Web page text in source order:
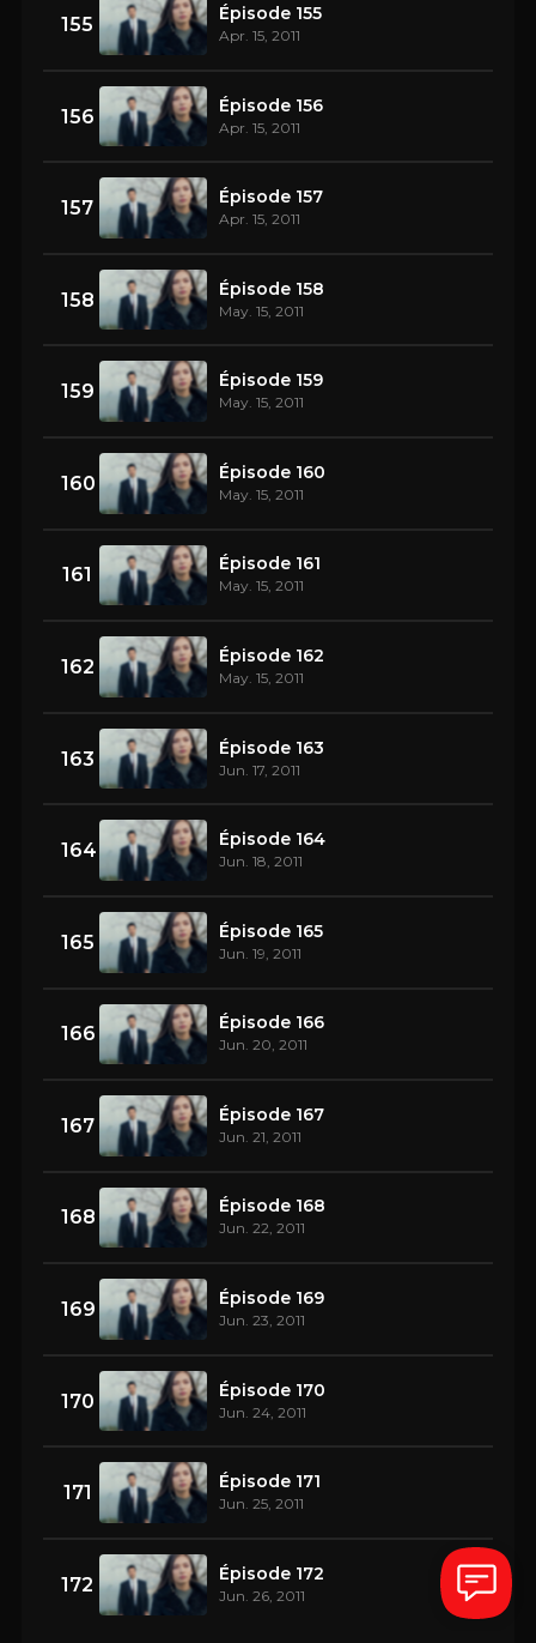
155 Épisode 155
Apr. 15, 2011
156 Épisode 156
Apr. 15, 2011
157 Épisode 157
Apr. 15, 2011
158 Épisode 158
May. 15, 2011
159 Épisode 159
May. 15, 2011
160 Épisode 160
May. 15, 2011
161 Épisode 161
May. 15, 2011
162 Épisode 162
May. 15, 2011
163 Épisode 163
Jun. 17, 2011
164 Épisode 164
Jun. 18, 2011
165 Épisode 165
Jun. 19, 2011
166 Épisode 166
Jun. 20, 2011
167 Épisode 167
Jun. 21, 2011
168 Épisode 168
Jun. 22, 2011
169 Épisode 169
Jun. 23, 2011
170 Épisode 170
Jun. 24, 2011
171 Épisode 171
Jun. 25, 2011
172 Épisode 172
Jun. 26, 2011